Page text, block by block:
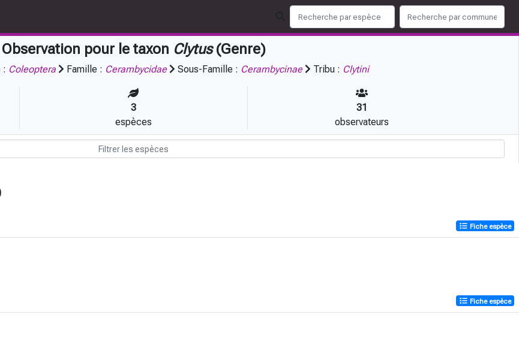
Observation pour le taxon Clytus(Genre)
: Coleoptera Famille : Cerambycidae Sous-Famille : Cerambycinae Tribu : Clytini
3
espèces
31
observateurs
Fiche espèce
Fiche espèce